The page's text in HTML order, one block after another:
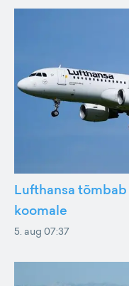
Lufthansa
koomale
5. aug 07:37